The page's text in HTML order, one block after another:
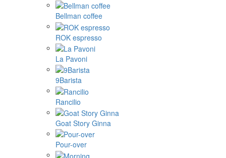
Bellman coffee
ROK espresso
La Pavoni
9Barista
Rancilio
Goat Story Ginna
Pour-over